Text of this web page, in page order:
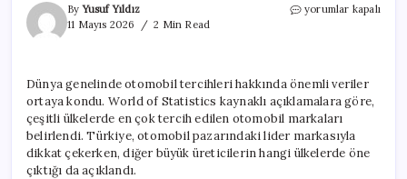
ByYusuf Yıldız
11 Mayıs 2026
2 Min Read
Türkiye’nin
Açıklandı:
İşte
Ülkelerin
Favorileri
için
yorumlar kapalı
Dünya genelinde otomobil tercihleri hakkında önemli veriler
ortaya kondu. World of Statistics kaynaklı açıklamalara göre,
çeşitli ülkelerde en çok tercih edilen otomobil markaları
belirlendi. Türkiye, otomobil pazarındaki lider markasıyla
dikkat çekerken, diğer büyük üreticilerin hangi ülkelerde öne
çıktığı da açıklandı.